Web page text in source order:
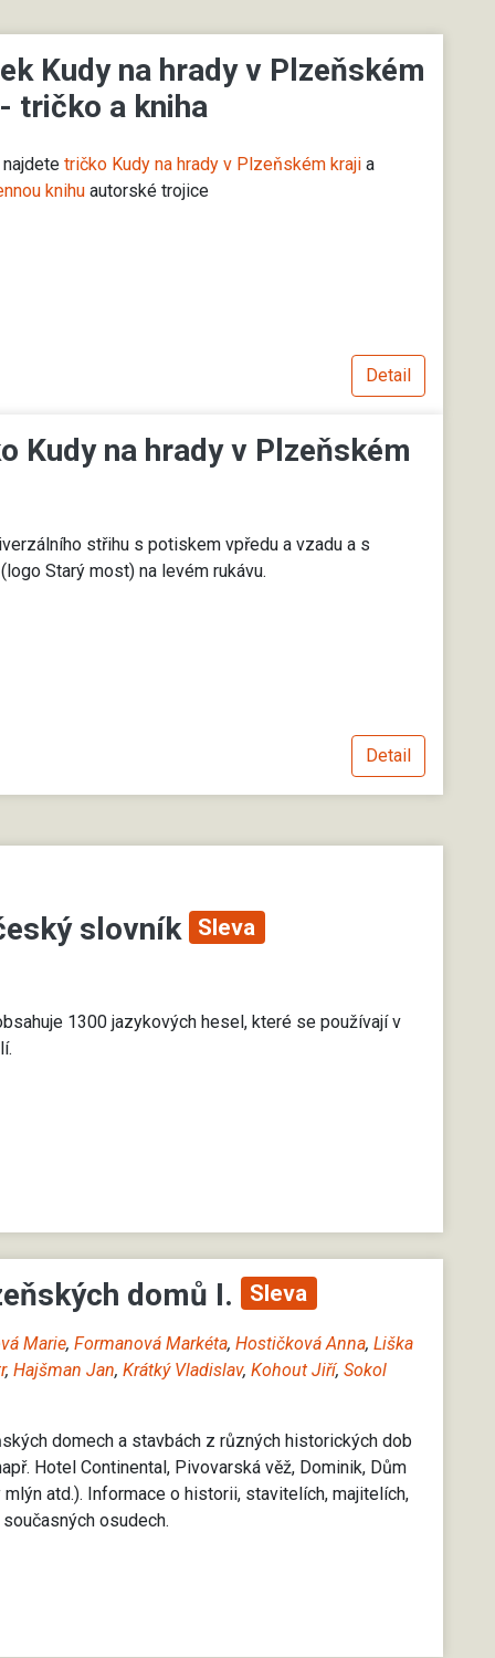
Kudy na hrady v Plzeňském
tričko a kniha
tričko Kudy na hrady v Plzeňském krajia
knihuautorské trojice
Detail
Kudy na hrady v Plzeňském
střihu s potiskem vpředu a vzadu a s
Starý most) na levém rukávu.
Detail
slovník Sleva
1300 jazykových hesel, které se používají v
.
domů I. Sleva
Marie,Formanová Markéta,Hostičková Anna,Liška
,Hajšman Jan,Krátký Vladislav,Kohout Jiří,Sokol
domech a stavbách z různých historických dob
Hotel Continental, Pivovarská věž, Dominik, Dům
atd.). Informace o historii, stavitelích, majitelích,
osudech.